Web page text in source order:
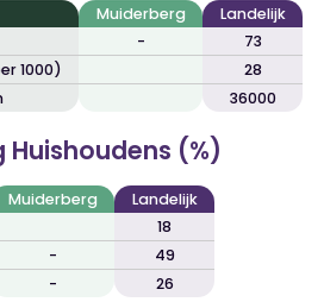
Muiderberg
Landelijk
-
73
1000)
28
36000
(%)
Muiderberg
Landelijk
18
-
49
- 26